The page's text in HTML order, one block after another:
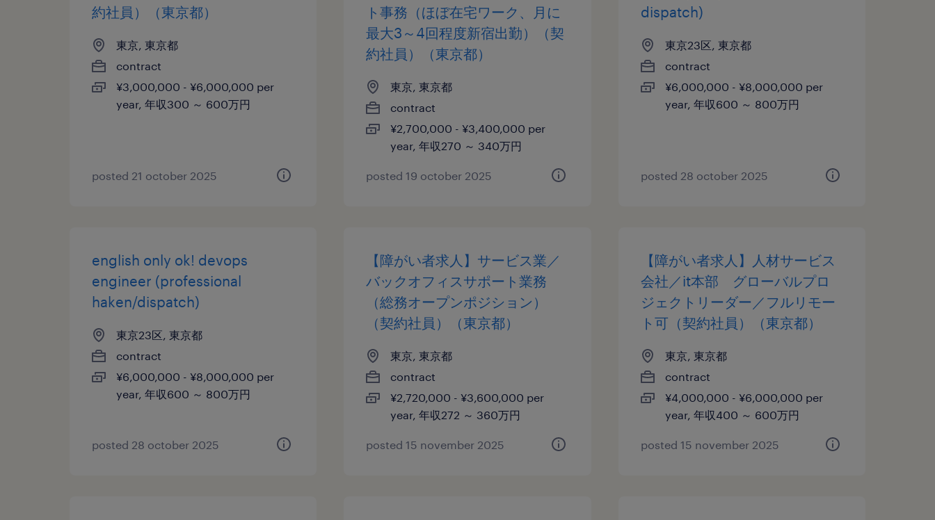
約社員）（東京都）
東京, 東京都
contract
¥3,000,000 - ¥6,000,000 per
year, 年収300 ～ 600万円
posted 21 october 2025
ト事務（ほぼ在宅ワーク、月に
最大3～4回程度新宿出勤）（契
約社員）（東京都）
東京, 東京都
contract
¥2,700,000 - ¥3,400,000 per
year, 年収270 ～ 340万円
posted 19 october 2025
dispatch)
東京23区, 東京都
contract
¥6,000,000 - ¥8,000,000 per
year, 年収600 ～ 800万円
posted 28 october 2025
english only ok! devops
engineer (professional
haken/dispatch)
東京23区, 東京都
contract
¥6,000,000 - ¥8,000,000 per
year, 年収600 ～ 800万円
posted 28 october 2025
【障がい者求人】サービス業／
バックオフィスサポート業務
（総務オープンポジション）
（契約社員）（東京都）
東京, 東京都
contract
¥2,720,000 - ¥3,600,000 per
year, 年収272 ～ 360万円
posted 15 november 2025
【障がい者求人】人材サービス
会社／it本部 グローバルプロ
ジェクトリーダー／フルリモー
ト可（契約社員）（東京都）
東京, 東京都
contract
¥4,000,000 - ¥6,000,000 per
year, 年収400 ～ 600万円
posted 15 november 2025